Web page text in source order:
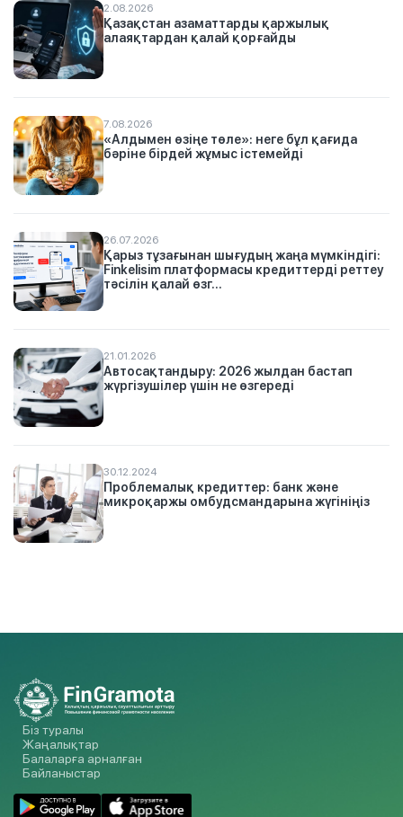
2.08.2026
Қазақстан азаматтарды қаржылық
алаяқтардан қалай қорғайды
7.08.2026
«Алдымен өзіңе төле»: неге бұл қағида
бәріне бірдей жұмыс істемейді
26.07.2026
Қарыз тұзағынан шығудың жаңа мүмкіндігі:
Finkelisim платформасы кредиттерді реттеу
тәсілін қалай өзг...
21.01.2026
Автосақтандыру: 2026 жылдан бастап
жүргізушілер үшін не өзгереді
30.12.2024
Проблемалық кредиттер: банк және
микроқаржы омбудсмандарына жүгініңіз
Біз туралы
Жаңалықтар
Балаларға арналған
Байланыстар